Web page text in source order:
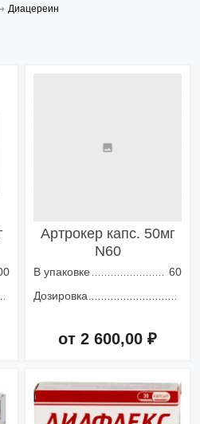
Диацереин
Артрокер капс. 50мг
N60
В упаковке
60
Дозировка
от 2 600,00 ₽